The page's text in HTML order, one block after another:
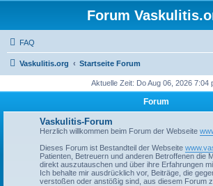
Forum
FAQ
Vaskulitis.org Startseite Forum
Aktuelle Zeit: Do Aug 06, 2026 7:04
Forum
Vaskulitis-Forum
Herzlich willkommen beim Forum der Webseite
Dieses Forum ist Bestandteil der Webseite
Patienten, Betreuern und anderen Betroffenen die
direkt auszutauschen und über ihre Erfahrungen
Ich behalte mir ausdrücklich vor, Beiträge, die
verstoßen oder anstößig sind, aus diesem Forum